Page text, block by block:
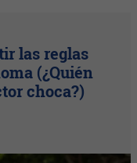
las reglas
(¿Quién
choca?)